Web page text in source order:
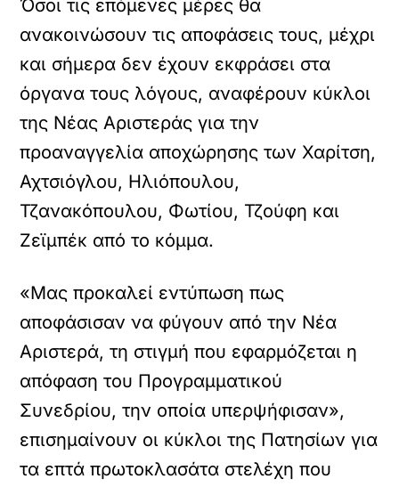
Όσοι τις επόμενες μέρες θα
ανακοινώσουν τις αποφάσεις τους, μέχρι
και σήμερα δεν έχουν εκφράσει στα
όργανα τους λόγους, αναφέρουν κύκλοι
της Νέας Αριστεράς για την
προαναγγελία αποχώρησης των Χαρίτση,
Αχτσιόγλου, Ηλιόπουλου,
Τζανακόπουλου, Φωτίου, Τζούφη και
Ζεϊμπέκ από το κόμμα.
«Μας προκαλεί εντύπωση πως
αποφάσισαν να φύγουν από την Νέα
Αριστερά, τη στιγμή που εφαρμόζεται η
απόφαση του Προγραμματικού
Συνεδρίου, την οποία υπερψήφισαν»,
επισημαίνουν οι κύκλοι της Πατησίων για
τα επτά πρωτοκλασάτα στελέχη που